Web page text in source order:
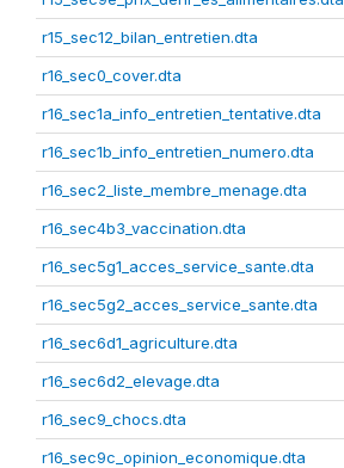
r15_sec12_bilan_entretien.dta
r16_sec0_cover.dta
r16_sec1a_info_entretien_tentative.dta
r16_sec1b_info_entretien_numero.dta
r16_sec2_liste_membre_menage.dta
r16_sec4b3_vaccination.dta
r16_sec5g1_acces_service_sante.dta
r16_sec5g2_acces_service_sante.dta
r16_sec6d1_agriculture.dta
r16_sec6d2_elevage.dta
r16_sec9_chocs.dta
r16_sec9c_opinion_economique.dta